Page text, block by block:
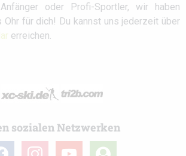
oder Profi-Sportler, wir haben
für dich! Du kannst uns jederzeit über
erreichen.
sozialen Netzwerken
instagram youtube
user-